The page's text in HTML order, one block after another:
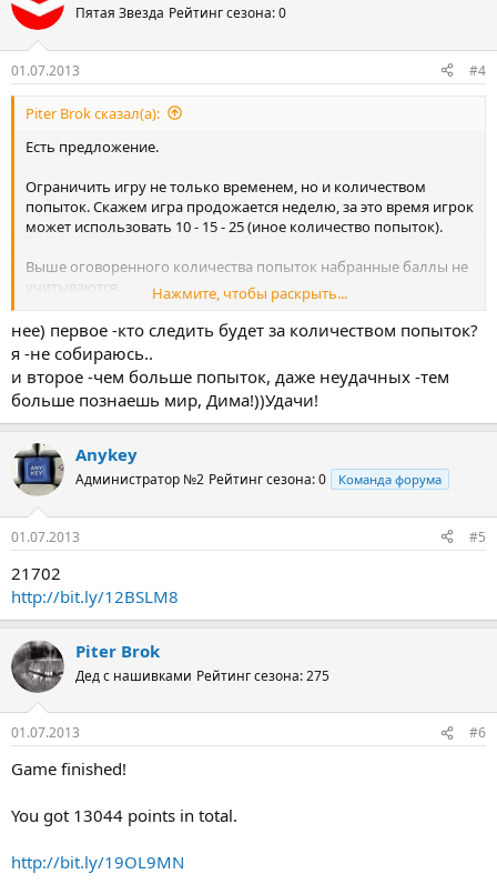
Пятая Звезда Рейтинг сезона: 0
01.07.2013 #4
Piter Brok сказал(а):
Есть предложение.
Ограничить игру не только временем, но и количеством
попыток. Скажем игра продожается неделю, за это время игрок
может использовать 10 - 15 - 25 (иное количество попыток).
Выше оговоренного количества попыток набранные баллы не
учитываются.
Меньшее количество попыток или равное оговоренному - все
учитывается.
Второй вариант - игрок до финала игры делает оговоренное
количество попыток и баллы складываются. По общей сумме
определяется победитель.
Нажмите, чтобы раскрыть...
нее) первое -кто следить будет за количеством попыток?
я -не собираюсь..
и второе -чем больше попыток, даже неудачных -тем
больше познаешь мир, Дима!))Удачи!
Anykey
Администратор №2 Рейтинг сезона: 0 Команда форума
01.07.2013 #5
21702
http://bit.ly/12BSLM8
Piter Brok
Дед с нашивками Рейтинг сезона: 275
01.07.2013 #6
Game finished!
You got 13044 points in total.
http://bit.ly/19OL9MN